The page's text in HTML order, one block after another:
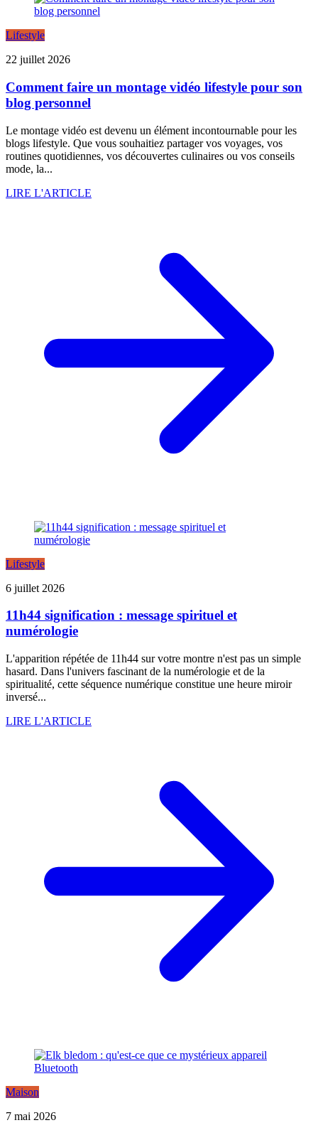
Lifestyle
22 juillet 2026
Comment faire un montage vidéo lifestyle pour son
blog personnel
Le montage vidéo est devenu un élément incontournable pour les
blogs lifestyle. Que vous souhaitiez partager vos voyages, vos
routines quotidiennes, vos découvertes culinaires ou vos conseils
mode, la...
LIRE L'ARTICLE
Lifestyle
6 juillet 2026
11h44 signification : message spirituel et
numérologie
L'apparition répétée de 11h44 sur votre montre n'est pas un simple
hasard. Dans l'univers fascinant de la numérologie et de la
spiritualité, cette séquence numérique constitue une heure miroir
inversé...
LIRE L'ARTICLE
Maison
7 mai 2026